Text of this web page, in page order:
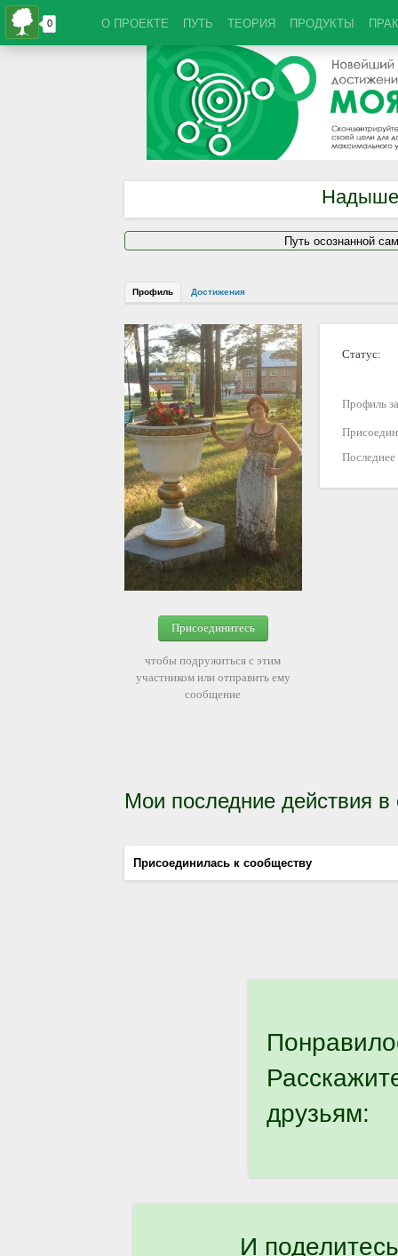
О ПРОЕКТЕ ПУТЬ ТЕОРИЯ ПРОДУКТЫ
Путь осознанной
Профиль Достижения
Присоединитесь
чтобы подружиться с этим
участником или отправить ему
сообщение
Статус:
Профиль
Мои последние действия
Присоединилась к сообществу
друзьям:
И